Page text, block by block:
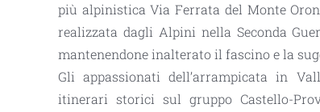
più alpinisticaVia Ferrata del Monte
realizzata dagli Alpini nella Seconda
mantenendone inalterato il fascino e la
Gli appassionati dell’arrampicata in
itinerari storici sul gruppo Castello-